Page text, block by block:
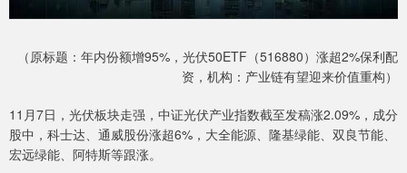
（原标题：年内份额增95%，光伏50ETF（516880）涨超2%保利配
资，机构：产业链有望迎来价值重构）
11月7日，光伏板块走强，中证光伏产业指数截至发稿涨2.09%，成分
股中，科士达、通威股份涨超6%，大全能源、隆基绿能、双良节能、
宏远绿能、阿特斯等跟涨。